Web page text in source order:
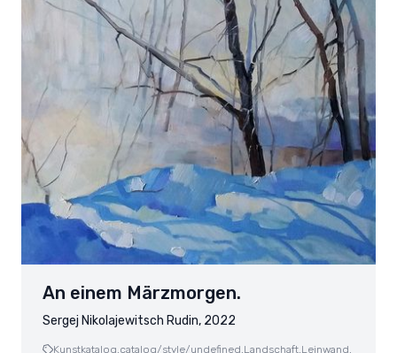
An einem Märzmorgen.
Sergej Nikolajewitsch Rudin, 2022
Kunstkatalog, catalog/style/undefined, Landschaft, Leinwand,